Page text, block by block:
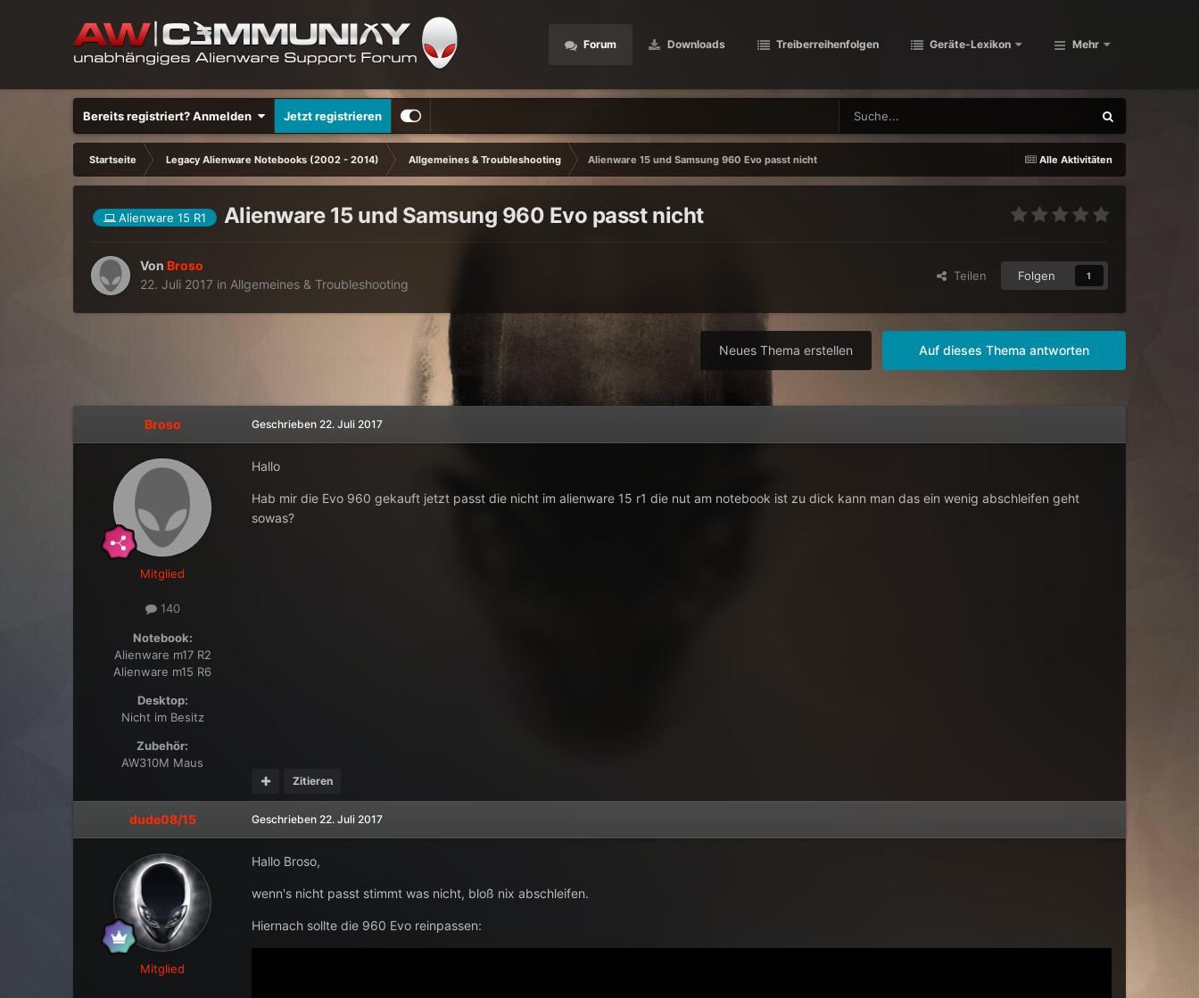
Forum Downloads Treiberreihenfolgen Geräte-Lexikon Mehr
Bereits registriert? Anmelden Jetzt registrieren
Alle Aktivitäten
Startseite Legacy Alienware Notebooks (2002 - 2014) Allgemeines & Troubleshooting Alienware 15 und Samsung 960 Evo passt nicht
Alienware 15 R1 Alienware 15 und Samsung 960 Evo passt nicht
VonBroso
22. Juli 2017 in Allgemeines & Troubleshooting
Teilen Folgen 1
Auf dieses Thema antworten
Neues Thema erstellen
Broso
Mitglied
140
Notebook:
Alienware m17 R2
Alienware m15 R6
Desktop:
Nicht im Besitz
Zubehör:
AW310M Maus
Geschrieben22. Juli 2017
Hallo
Hab mir die Evo 960 gekauft jetzt passt die nicht im alienware 15 r1 die nut am notebook ist zu dick kann man das ein wenig abschleifen geht
sowas?
Zitieren
dude08/15
Mitglied
Geschrieben 22. Juli 2017
Hallo Broso,
wenn's nicht passt stimmt was nicht, bloß nix abschleifen.
Hiernach sollte die 960 Evo reinpassen: